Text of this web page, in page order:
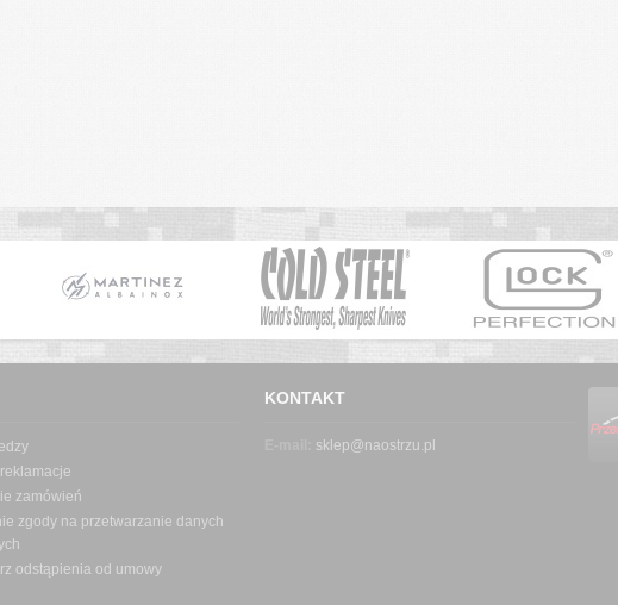
zamówień
zgody na przetwarzanie danych
odstąpienia od umowy
KONTAKT
sklep@naostrzu.pl